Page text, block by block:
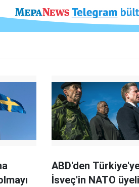
ABD'den
İsveç'in NATO